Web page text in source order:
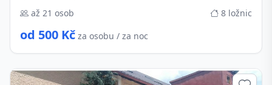
až 21 osob
8 ložnic
od 500 Kč za osobu / za noc